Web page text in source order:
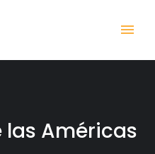
las Américas